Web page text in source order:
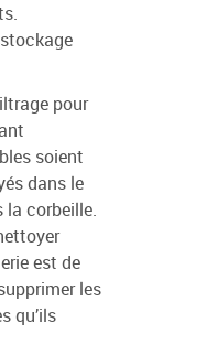
pour
soient
dans le
la corbeille.
est de
les
qu’ils